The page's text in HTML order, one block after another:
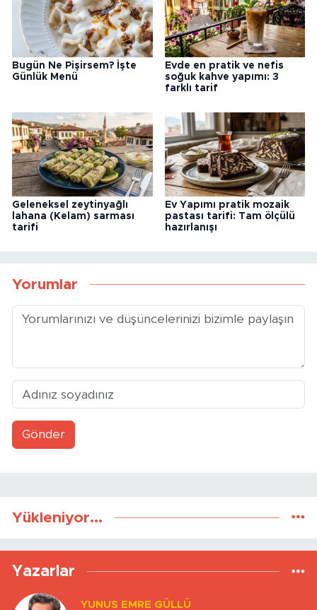
Bugün Ne Pişirsem? İşte
Günlük Menü
Evde en pratik ve nefis
soğuk kahve yapımı: 3
farklı tarif
Geleneksel zeytinyağlı
lahana (Kelam) sarması
tarifi
Ev Yapımı pratik mozaik
pastası tarifi: Tam ölçülü
hazırlanışı
Yorumlar
Gönder
Yükleniyor...
Yazarlar
YUNUS EMRE GÜLLÜ